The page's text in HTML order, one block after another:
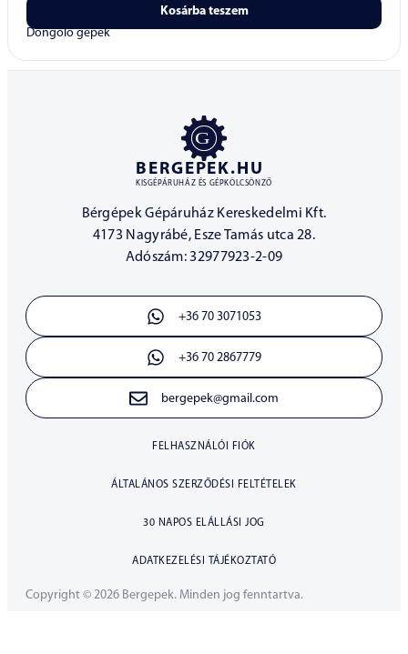
Kosárba teszem
Döngölő gépek
BERGEPEK.HU
KISGÉPÁRUHÁZ ÉS GÉPKÖLCSÖNZŐ
Bérgépek Gépáruház Kereskedelmi Kft.
4173 Nagyrábé, Esze Tamás utca 28.
Adószám: 32977923-2-09
+36 70 3071053
+36 70 2867779
bergepek@gmail.com
FELHASZNÁLÓI FIÓK
ÁLTALÁNOS SZERZŐDÉSI FELTÉTELEK
30 NAPOS ELÁLLÁSI JOG
ADATKEZELÉSI TÁJÉKOZTATÓ
Copyright © 2026 Bergepek. Minden jog fenntartva.